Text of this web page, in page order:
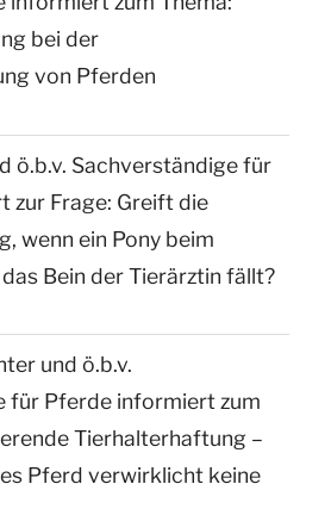
bei der
von Pferden
ö.b.v. Sachverständige für
zur Frage: Greift die
wenn ein Pony beim
Bein der Tierärztin fällt?
und ö.b.v.
für Pferde informiert zum
Tierhalterhaftung –
Pferd verwirklicht keine